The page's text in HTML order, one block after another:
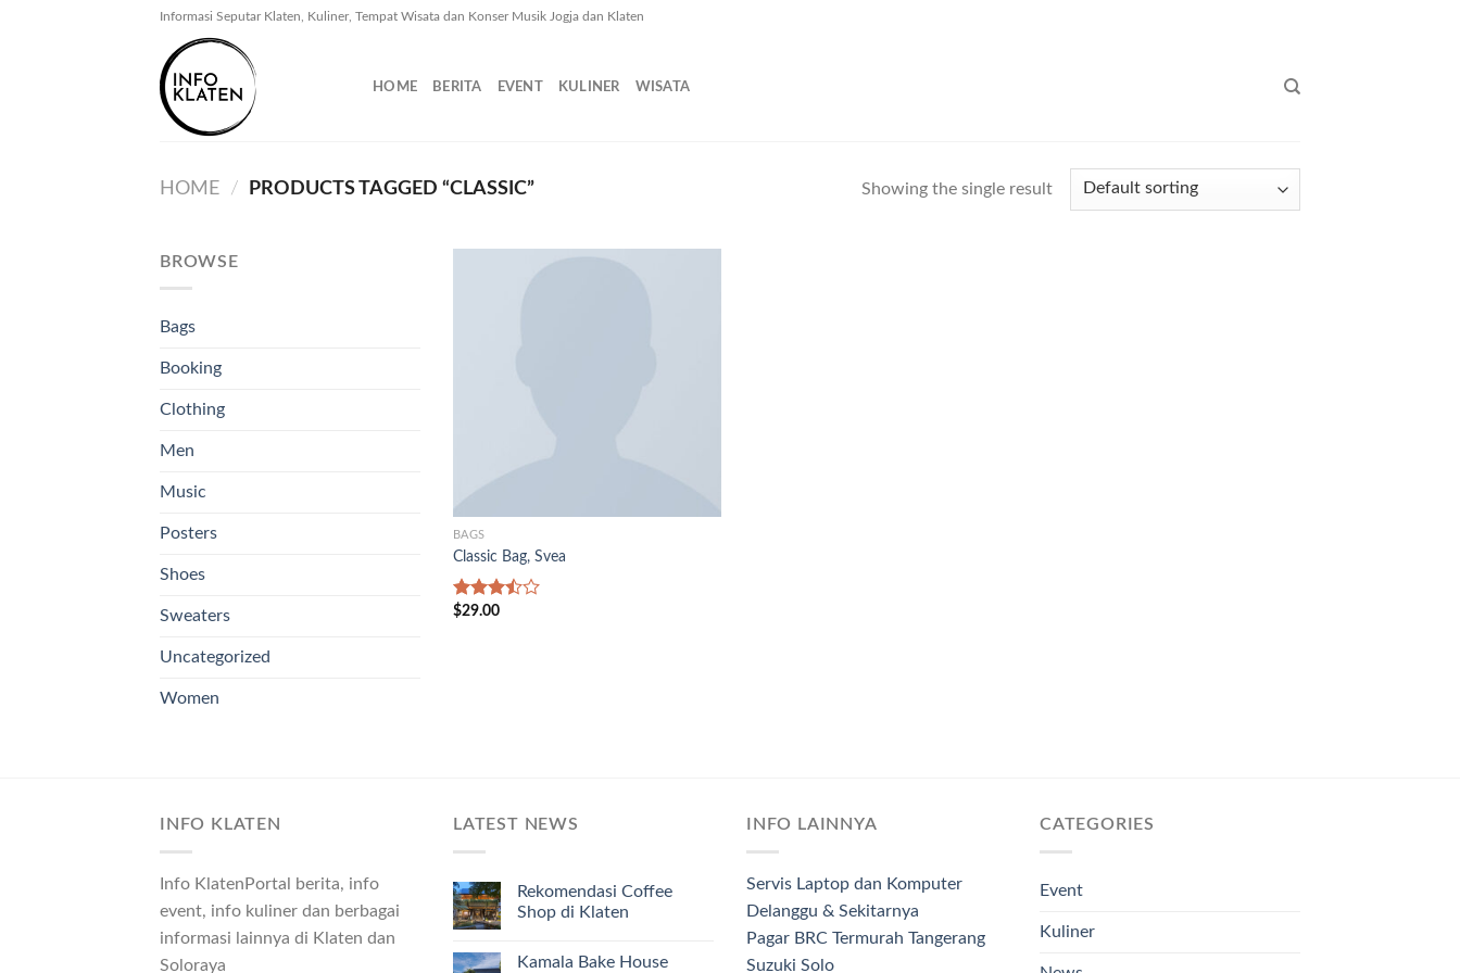
Informasi Seputar Klaten, Kuliner, Tempat Wisata dan Konser Musik Jogja dan Klaten
HOME BERITA EVENT KULINER WISATA
HOME / PRODUCTS TAGGED “CLASSIC” Showing the single result
BROWSE
Bags
Booking
Clothing
Men
Music
Posters
Shoes
Sweaters
Uncategorized
Women
BAGS
Classic Bag, Svea
Rated
$29.00
INFO KLATEN
Info KlatenPortal berita, info
event, info kuliner dan berbagai
informasi lainnya di Klaten dan
Soloraya
LATEST NEWS
Rekomendasi Coffee
Shop di Klaten
Kamala Bake House
INFO LAINNYA
Servis Laptop dan Komputer
Delanggu & Sekitarnya
Pagar BRC Termurah Tangerang
Suzuki Solo
CATEGORIES
Event
Kuliner